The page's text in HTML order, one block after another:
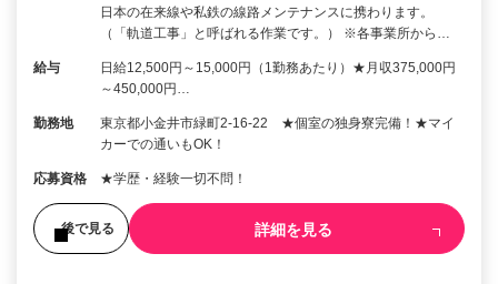
日本の在来線や私鉄の線路メンテナンスに携わります。
（「軌道工事」と呼ばれる作業です。） ※各事業所から…
給与
日給12,500円～15,000円（1勤務あたり）★月収375,000円
～450,000円…
勤務地
東京都小金井市緑町2-16-22 ★個室の独身寮完備！★マイ
カーでの通いもOK！
応募資格 ★学歴・経験一切不問！
後で見る 詳細を見る